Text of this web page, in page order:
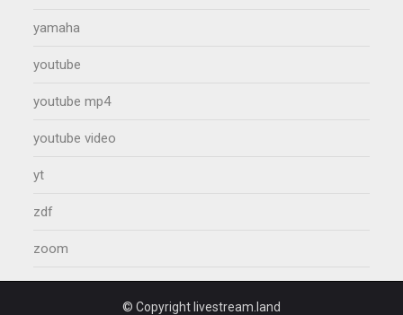
yamaha
youtube
youtube mp4
youtube video
yt
zdf
zoom
© Copyright livestream.land